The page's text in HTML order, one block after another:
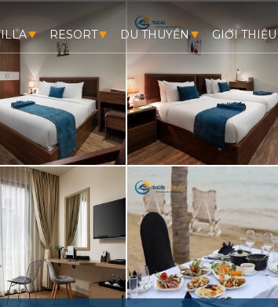
RESORT DU THUYỀN GIỚI THIỆU